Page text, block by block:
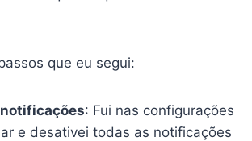
que eu segui:
: Fui nas configurações
e desativei todas as notificações